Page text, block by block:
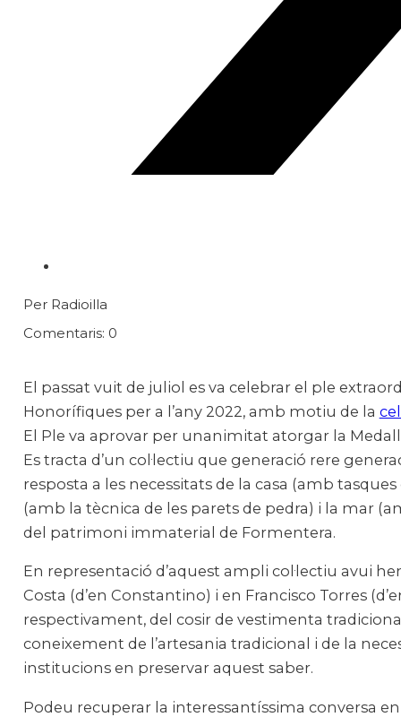
Per Radioilla
Comentaris: 0
El passat vuit de juliol es va celebrar el ple
Honorífiques per a l’any 2022, amb motiu de la
El Ple va aprovar per unanimitat atorgar la
Es tracta d’un col·lectiu que generació rere
resposta a les necessitats de la casa (amb
(amb la tècnica de les parets de pedra) i la mar
del patrimoni immaterial de Formentera.
En representació d’aquest ampli col·lectiu avui
Costa (d’en Constantino) i en Francisco Torres
respectivament, del cosir de vestimenta
coneixement de l’artesania tradicional i de la
institucions en preservar aquest saber.
Podeu recuperar la interessantíssima conversa